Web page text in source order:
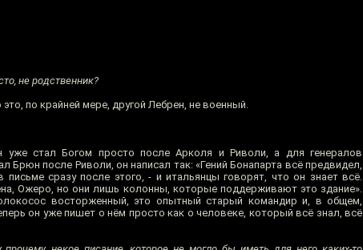
не родственник?
по крайней мере, другой Лебрен, не военный.
стал Богом просто после Арколя и Риволи, а для генералов
Брюн после Риволи, он написал так: «Гений Бонапарта всё предвидел,
сразу после этого, - и итальянцы говорят, что он знает всё.
Ожеро, но они лишь колонны, которые поддерживают это здание».
восторженный, это опытный старый командир и, в общем,
он уже пишет о нём просто как о человеке, который всё знал, всё